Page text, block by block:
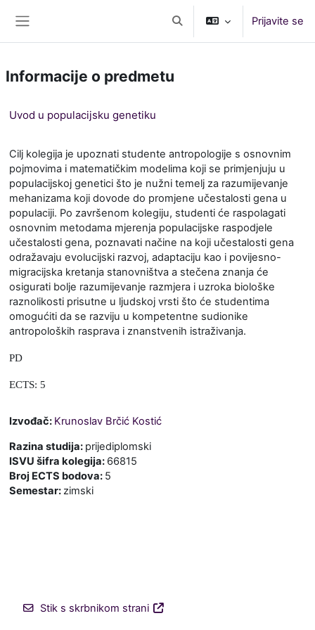
Preklopi iskalni vnosPrijavite se
Informacije o predmetu
Uvod u populacijsku genetiku
Cilj kolegija je upoznati studente antropologije s osnovnim
pojmovima i matematičkim modelima koji se primjenjuju u
populacijskoj genetici što je nužni temelj za razumijevanje
mehanizama koji dovode do promjene učestalosti gena u
populaciji. Po završenom kolegiju, studenti će raspolagati
osnovnim metodama mjerenja populacijske raspodjele
učestalosti gena, poznavati načine na koji učestalosti gena
odražavaju evolucijski razvoj, adaptaciju kao i povijesno-
migracijska kretanja stanovništva a stečena znanja će
osigurati bolje razumijevanje razmjera i uzroka biološke
raznolikosti prisutne u ljudskoj vrsti što će studentima
omogućiti da se razviju u kompetentne sudionike
antropoloških rasprava i znanstvenih istraživanja.
PD
ECTS: 5
Izvođač: Krunoslav Brčić Kostić
Razina studija: prijediplomski
ISVU šifra kolegija: 66815
Broj ECTS bodova: 5
Semestar:zimski
Stik s skrbnikom strani